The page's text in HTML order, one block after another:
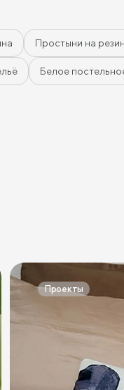
Простыни на
Белое
Проекты